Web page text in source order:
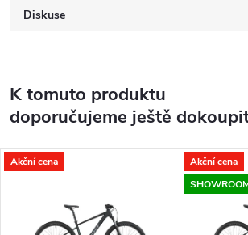
Diskuse
K tomuto produktu
doporučujeme ještě
Akční cena
Akční cena